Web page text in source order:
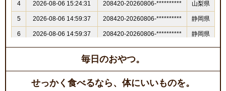
毎日のおやつ。
せっかく食べるなら、体にいいものを。